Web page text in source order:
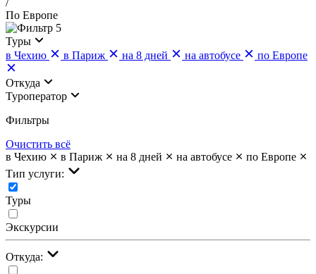
По Европе
5
Туры
в Чехию
в Париж на 8 дней на автобусе по Европе
Откуда
Туроператор
Фильтры
Очистить всё
в Чехию
в Париж на 8 дней на автобусе
по Европе
Тип услуги:
Туры
Экскурсии
Откуда: